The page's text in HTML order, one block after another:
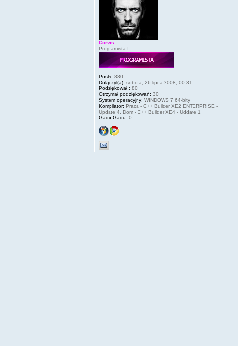
Corvis
Programista I
Posty: 880
Dołączył(a): sobota, 26 lipca 2008, 00:31
Podziękował : 80
Otrzymał podziękowań: 30
System operacyjny: WINDOWS 7 64-bity
Kompilator: Praca - C++ Builder XE2 ENTERPRISE -
Update 4, Dom - C++ Builder XE4 - Uddate 1
Gadu Gadu: 0